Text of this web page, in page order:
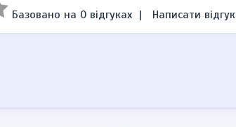
Базовано на 0 відгуках | Написати відгук